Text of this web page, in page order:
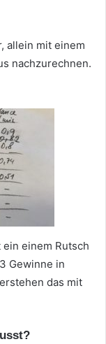
allein mit einem
nachzurechnen.
einem Rutsch
Gewinne in
das mit